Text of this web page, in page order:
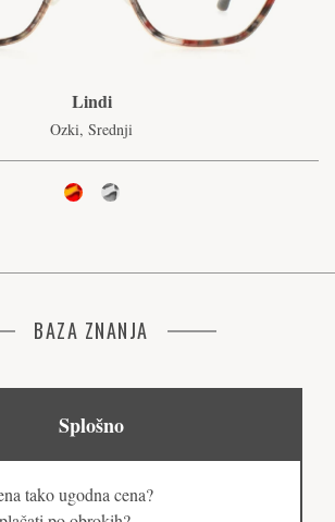
Lindi
Ozki, Srednji
BAZA ZNANJA
Splošno
tako ugodna cena?